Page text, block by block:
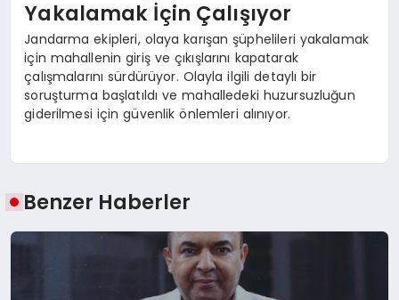
Yakalamak İçin Çalışıyor
Jandarma ekipleri, olaya karışan şüphelileri yakalamak
için mahallenin giriş ve çıkışlarını kapatarak
çalışmalarını sürdürüyor. Olayla ilgili detaylı bir
soruşturma başlatıldı ve mahalledeki huzursuzluğun
giderilmesi için güvenlik önlemleri alınıyor.
Benzer Haberler